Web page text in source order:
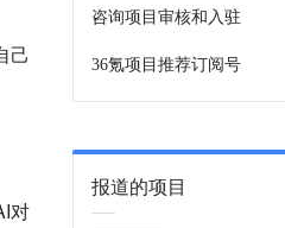
己
对
咨询项目审核和入驻
36氪项目推荐订阅号
报道的项目